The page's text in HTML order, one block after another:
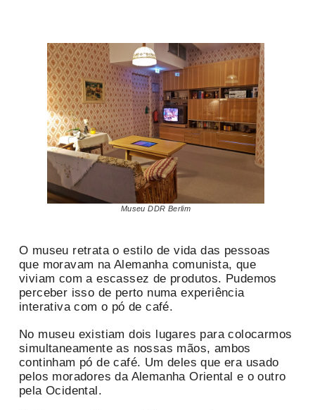
Museu DDR Berlim
O museu retrata o estilo de vida das pessoas
que moravam na Alemanha comunista, que
viviam com a escassez de produtos. Pudemos
perceber isso de perto numa experiência
interativa com o pó de café.
No museu existiam dois lugares para colocarmos
simultaneamente as nossas mãos, ambos
continham pó de café. Um deles que era usado
pelos moradores da Alemanha Oriental e o outro
pela Ocidental.